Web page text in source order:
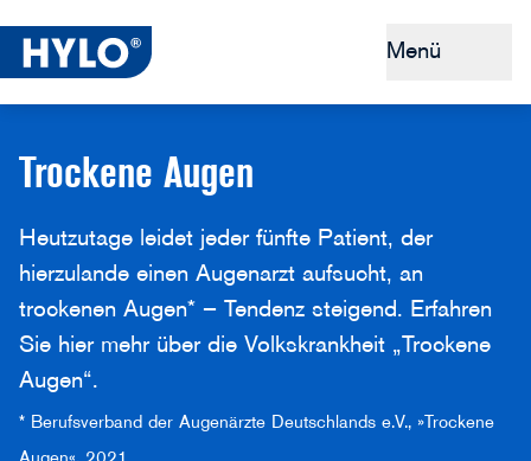
Menü
Tipps & Prävention
Warum HYLO®
Trockene Augen
Heutzutage leidet jeder fünfte Patient, der
hierzulande einen Augenarzt aufsucht, an
trockenen Augen* – Tendenz steigend. Erfahren
Sie hier mehr über die Volkskrankheit „Trockene
Augen“.
* Berufsverband der Augenärzte Deutschlands e.V., »Trockene